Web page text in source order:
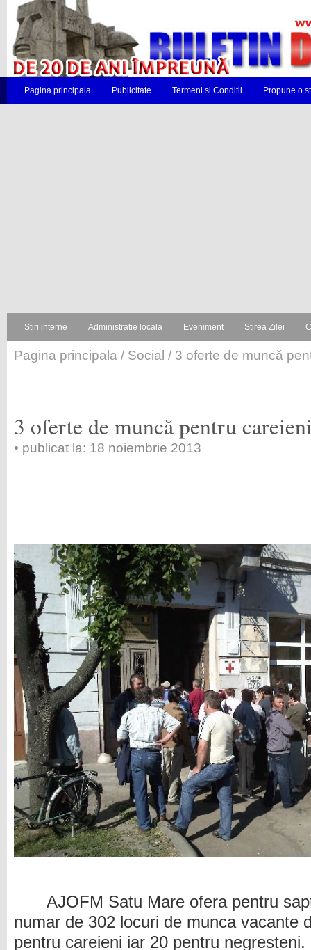
Pagina principala Publicitate Termeni si Conditii Propune o
Stiri interne Administratie locala Eveniment Stirea Zilei
Pagina principala / Social / 3 oferte de muncă
3 oferte de muncă pentru
• publicat la: 18 noiembrie 2013
AJOFM Satu Mare ofera pentru
numar de 302 locuri de munca vacante
pentru careieni iar 20 pentru negresteni.